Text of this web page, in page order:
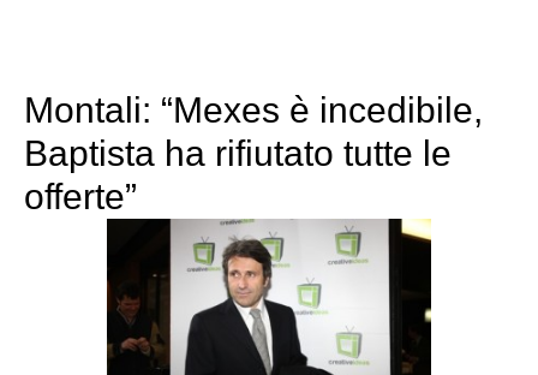
Montali: “Mexes è incedibile,
Baptista ha rifiutato tutte le
offerte”